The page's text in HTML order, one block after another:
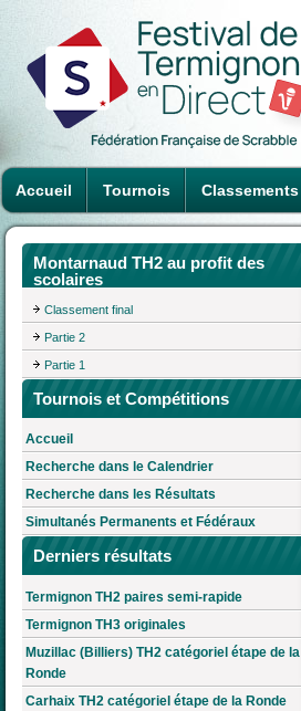
Accueil Tournois Classements
Montarnaud TH2 au profit des
scolaires
Classement final
Partie 2
Partie 1
Tournois et Compétitions
Accueil
Recherche dans le Calendrier
Recherche dans les Résultats
Simultanés Permanents et Fédéraux
Derniers résultats
Termignon TH2 paires semi-rapide
Termignon TH3 originales
Muzillac (Billiers) TH2 catégoriel étape de la
Ronde
Carhaix TH2 catégoriel étape de la Ronde